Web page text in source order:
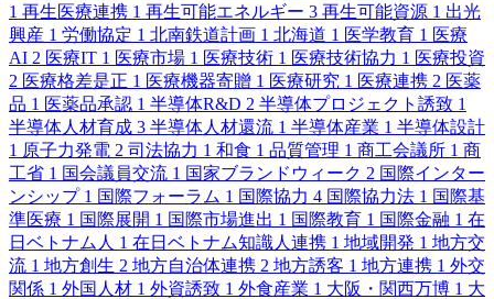
1 再生医療連携 1 再生可能エネルギー 3 再生可能資源 1 出光
興産 1 労働協定 1 北南鉄道計画 1 北海道 1 医学教育 1 医療
AI 2 医療IT 1 医療市場 1 医療技術 1 医療技術協力 1 医療投資
2 医療格差是正 1 医療機器寄贈 1 医療研究 1 医療連携 2 医薬
品 1 医薬品承認 1 半導体R&D 2 半導体プロジェクト誘致 1
半導体人材育成 3 半導体人材還流 1 半導体産業 1 半導体設計
1 原子力発電 2 司法協力 1 和食 1 品質管理 1 商工会議所 1 商
工省 1 国会議員交流 1 国家ブランドウィーク 2 国際インター
ンシップ 1 国際フォーラム 1 国際協力 4 国際協力法 1 国際基
準医療 1 国際展開 1 国際市場進出 1 国際教育 1 国際金融 1 在
日ベトナム人 1 在日ベトナム知識人連携 1 地域開発 1 地方交
流 1 地方創生 2 地方自治体連携 2 地方誘客 1 地方連携 1 外交
関係 1 外国人材 1 外資誘致 1 外食産業 1 大阪・関西万博 1 大